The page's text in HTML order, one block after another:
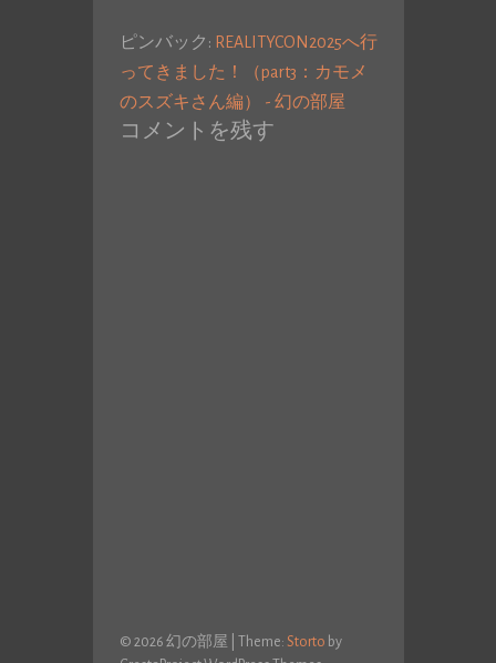
ピンバック: REALITYCON2025へ行
ってきました！（part3：カモメ
のスズキさん編） - 幻の部屋
コメントを残す
© 2026 幻の部屋 Theme: Storto by